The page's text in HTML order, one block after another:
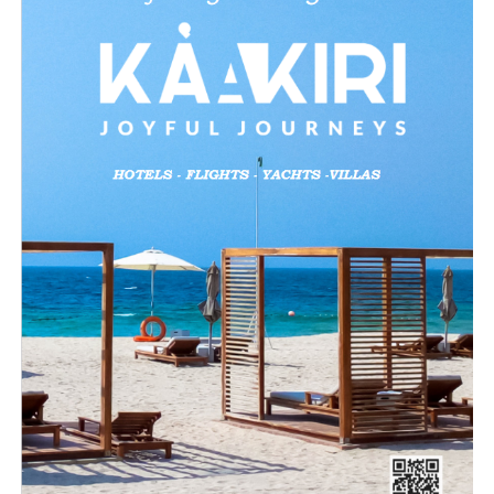
Es ist wichtig zu wissen, dass Sie mindestens 18 Jahre
alt sein müssen, um sich bei Casinoly anzumelden. Das
Casino behandelt Altersbeschränkungen mit großer
Sorgfalt und wird Ihr Alter im Rahmen des
Verifizierungsprozesses überprüfen. Stellen Sie zudem
bitte sicher, dass Online-Gaming in Ihrem Land legal ist,
um mögliche rechtliche Probleme zu vermeiden.
Related